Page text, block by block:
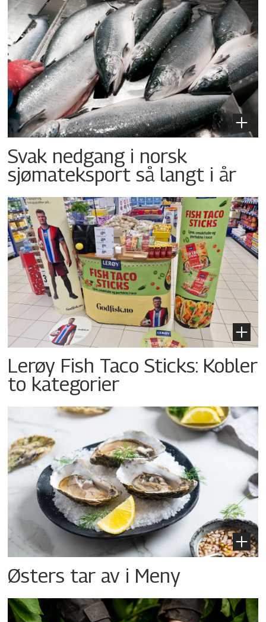
Svak nedgang i norsk
sjømateksport så langt i år
Lerøy Fish Taco Sticks: Kobler
to kategorier
Østers tar av i Meny